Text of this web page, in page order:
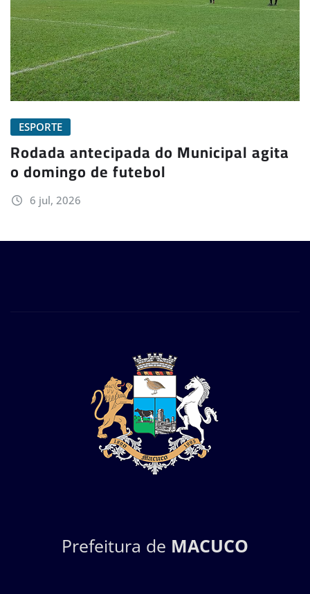
ESPORTE
Rodada antecipada do Municipal agita
o domingo de futebol
6 jul, 2026
Prefeitura de MACUCO